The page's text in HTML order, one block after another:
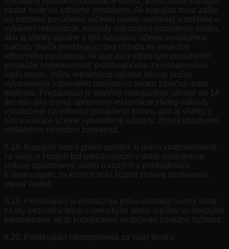
zaslať tovar na odborné posúdenie. Ak kupujúci tovar zašle
na odborné posúdenie určenej osobe uvedenej v doklade o
vybavení reklamácie, náklady odborného posúdenia tovaru,
ako aj všetky ostatné s tým súvisiace účelne vynaložené
náklady znáša predávajúci bez ohľadu na výsledok
odborného posúdenia. Ak kupujúci odborným posúdením
preukáže zodpovednosť predávajúceho za reklamovanú
vadu tovaru, môže reklamáciu uplatniť znova; počas
vykonávania odborného posúdenia tovaru záručná doba
neplynie. Predávajúci je povinný kupujúcemu uhradiť do 14
dní odo dňa znova uplatnenej reklamácie všetky náklady
vynaložené na odborné posúdenie tovaru, ako aj všetky s
tým súvisiace účelne vynaložené náklady. Znova uplatnenú
reklamáciu nemožno zamietnuť.
8.18. Kupujúci nemá právo uplatniť si právo zodpovednosti
za vady, o ktorých bol predávajúcim v dobe uzatvárania
zmluvy upozornený, alebo o ktorých s prihliadnutím
k okolnostiam, za ktorých bola kúpna zmluva uzatvorená,
musel vedieť.
8.19. Predávajúci si vyhradzuje právo nahradiť vadný tovar
za iný bezvadný tovar s rovnakými alebo lepšími technickými
parametrami, ak to kupujúcemu nespôsobí závažné ťažkosti.
8.20. Predávajúci nezodpovedá za vady tovaru: